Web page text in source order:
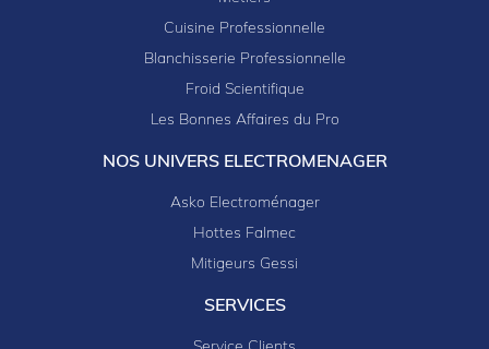
Cuisine Professionnelle
Blanchisserie Professionnelle
Froid Scientifique
Les Bonnes Affaires du Pro
NOS UNIVERS ELECTROMENAGER
Asko Electroménager
Hottes Falmec
Mitigeurs Gessi
SERVICES